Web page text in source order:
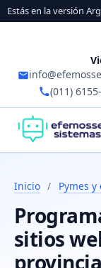
Estás en la versión
(011)
Inicio / Pymes y
sitios